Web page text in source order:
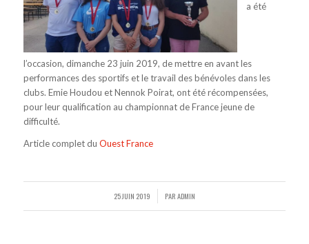
a été
l’occasion, dimanche 23 juin 2019, de mettre en avant les
performances des sportifs et le travail des bénévoles dans les
clubs. Emie Houdou et Nennok Poirat, ont été récompensées,
pour leur qualification au championnat de France jeune de
difficulté.
Article complet du Ouest France
25 JUIN 2019
/ PARADMIN